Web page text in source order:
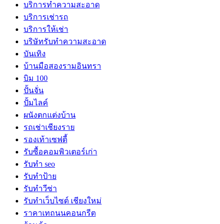
บริการทำความสะอาด
บริการเช่ารถ
บริการให้เช่า
บริษัทรับทำความสะอาด
บันเทิง
บ้านมือสองรามอินทรา
บิม 100
ปั้นจั่น
ปั้มไลค์
ผนังตกแต่งบ้าน
รถเช่าเชียงราย
รองเท้าเซฟตี้
รับซื้อคอมพิวเตอร์เก่า
รับทำ seo
รับทำป้าย
รับทำวีซ่า
รับทำเว็บไซต์ เชียงใหม่
ราคาเทถนนคอนกรีต